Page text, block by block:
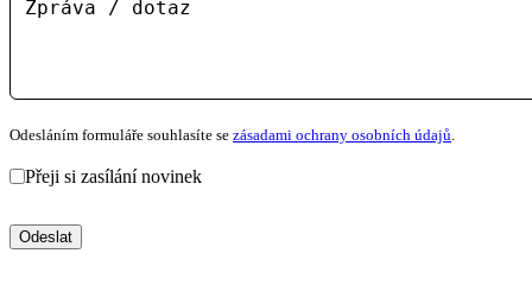
Odesláním formuláře souhlasíte se zásadami ochrany osobních údajů
Přeji si zasílání novinek
Odeslat